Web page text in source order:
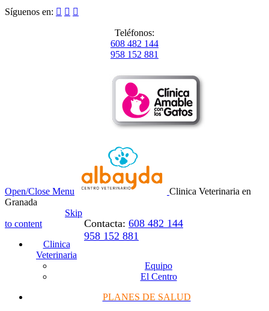
Síguenos en:   
Teléfonos:
608 482 144
958 152 881
Open/Close Menu
Clinica Veterinaria en
Granada
Contacta: 608 482 144
958 152 881
Skip
to content
Clinica
Veterinaria
Equipo
El Centro
PLANES DE SALUD